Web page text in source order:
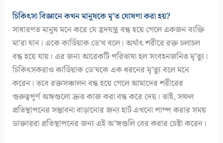
চিকিৎসা বিজ্ঞানে কখন মানুষকে মৃ’ত ঘোষণা করা হয়?
সাধারণত মানুষ মনে করে যে হ্রদযন্ত্র বন্ধ হয়ে গেলে একজন ব্যক্তি
মা’রা যান। একে কার্ডিয়াক ডে’থ বলে। অর্থাৎ শরীরে রক্ত ​​চলাচল
বন্ধ হয়ে যায়। এর জন্য আরেকটি পরিভাষা হল সংবহনজনিত মৃ’ত্যু।
চিকিৎসকরাও কার্ডিয়াক ডে’থকে এক ধরনের মৃ’ত্যু বলে মনে
করেন। তবে রক্তসঞ্চালন বন্ধ হয়ে গেলে আমাদের শরীরের
গুরুত্বপূর্ণ অঙ্গগুলো দ্রুত কাজ করা বন্ধ করে দেয়। তাই, সফল
প্রতিস্থাপনের সম্ভাবনা বাড়ানোর জন্য হার্ট এখনো পাম্প করার সময়
ডাক্তাররা প্রতিস্থাপনের জন্য এই অ’ঙ্গগুলি বের করার চেষ্টা করেন।